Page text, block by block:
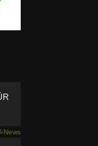
News